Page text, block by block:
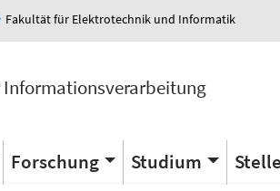
Fakultät für Elektrotechnik und Informatik
Forschung Studium